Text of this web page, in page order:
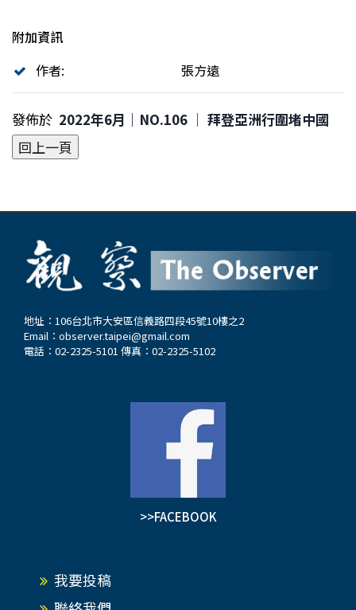
附加資訊
作者:
張方遠
發佈於 2022年6月｜NO.106 │ 拜登亞洲行圍堵中國
地址：106台北市大安區信義路四段45號10樓之2
Email： observer.taipei@gmail.com
電話：02-2325-5101 傳真：02-2325-5102
>>FACEBOOK
我要投稿